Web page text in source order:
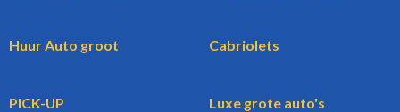
Huur Auto groot Cabriolets
PICK-UP Luxe grote auto's